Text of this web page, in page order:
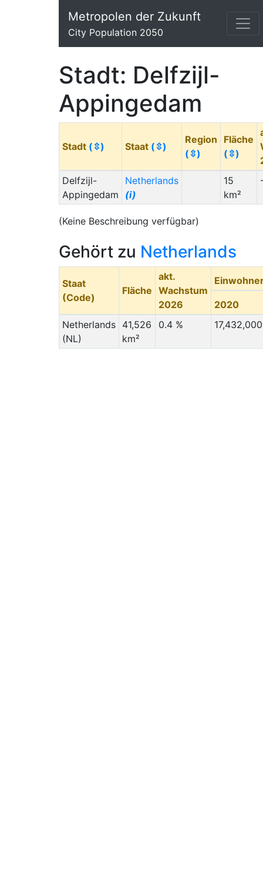
Metropolen der Zukunft
City Population 2050
Stadt: Delfzijl-
Appingedam
Stadt (⇳) Staat (⇳)
Region
(⇳)
Fläche
(⇳)
Delfzijl-
Appingedam
Netherlands
(i)
15
km²
(Keine Beschreibung verfügbar)
Gehört zu Netherlands
Staat
(Code)
Fläche
akt.
Wachstum
2026
2020
Netherlands
(NL)
41,526
km²
0.4 % 17,432,000